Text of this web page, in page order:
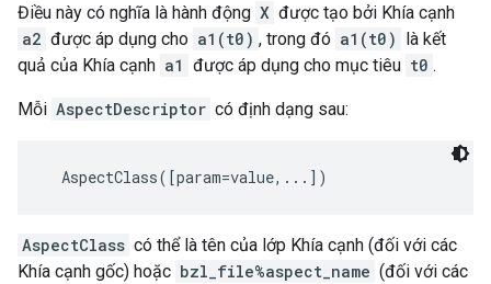
Điều này có nghĩa là hành động X được tạo bởi Khía cạnh
a2 được áp dụng cho a1(t0) , trong đó a1(t0)
là kết
quả của Khía cạnh a1 được áp dụng cho mục tiêu t0 .
Mỗi AspectDescriptor có định dạng sau:
AspectClass có thể là tên của lớp Khía cạnh (đối với các
Khía cạnh gốc) hoặc bzl_file%aspect_name (đối với các